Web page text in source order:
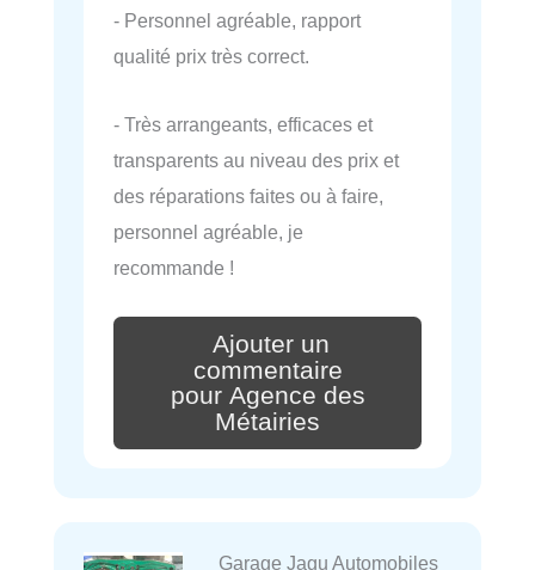
- Personnel agréable, rapport
qualité prix très correct.
- Très arrangeants, efficaces et
transparents au niveau des prix et
des réparations faites ou à faire,
personnel agréable, je
recommande !
Ajouter un
commentaire
pour Agence des
Métairies
Garage Jagu Automobiles